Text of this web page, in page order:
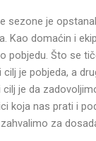
sezone je
Kao domaćin i
pobjedu. Što se
je pobjeda, a
je da
koja nas prati i
za